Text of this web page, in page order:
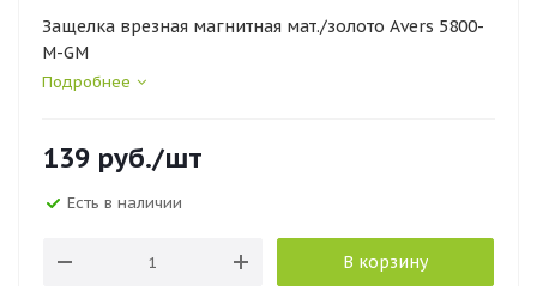
Защелка врезная магнитная мат./золото Avers 5800-
М-GM
Подробнее
139 руб./шт
Есть в наличии
В корзину